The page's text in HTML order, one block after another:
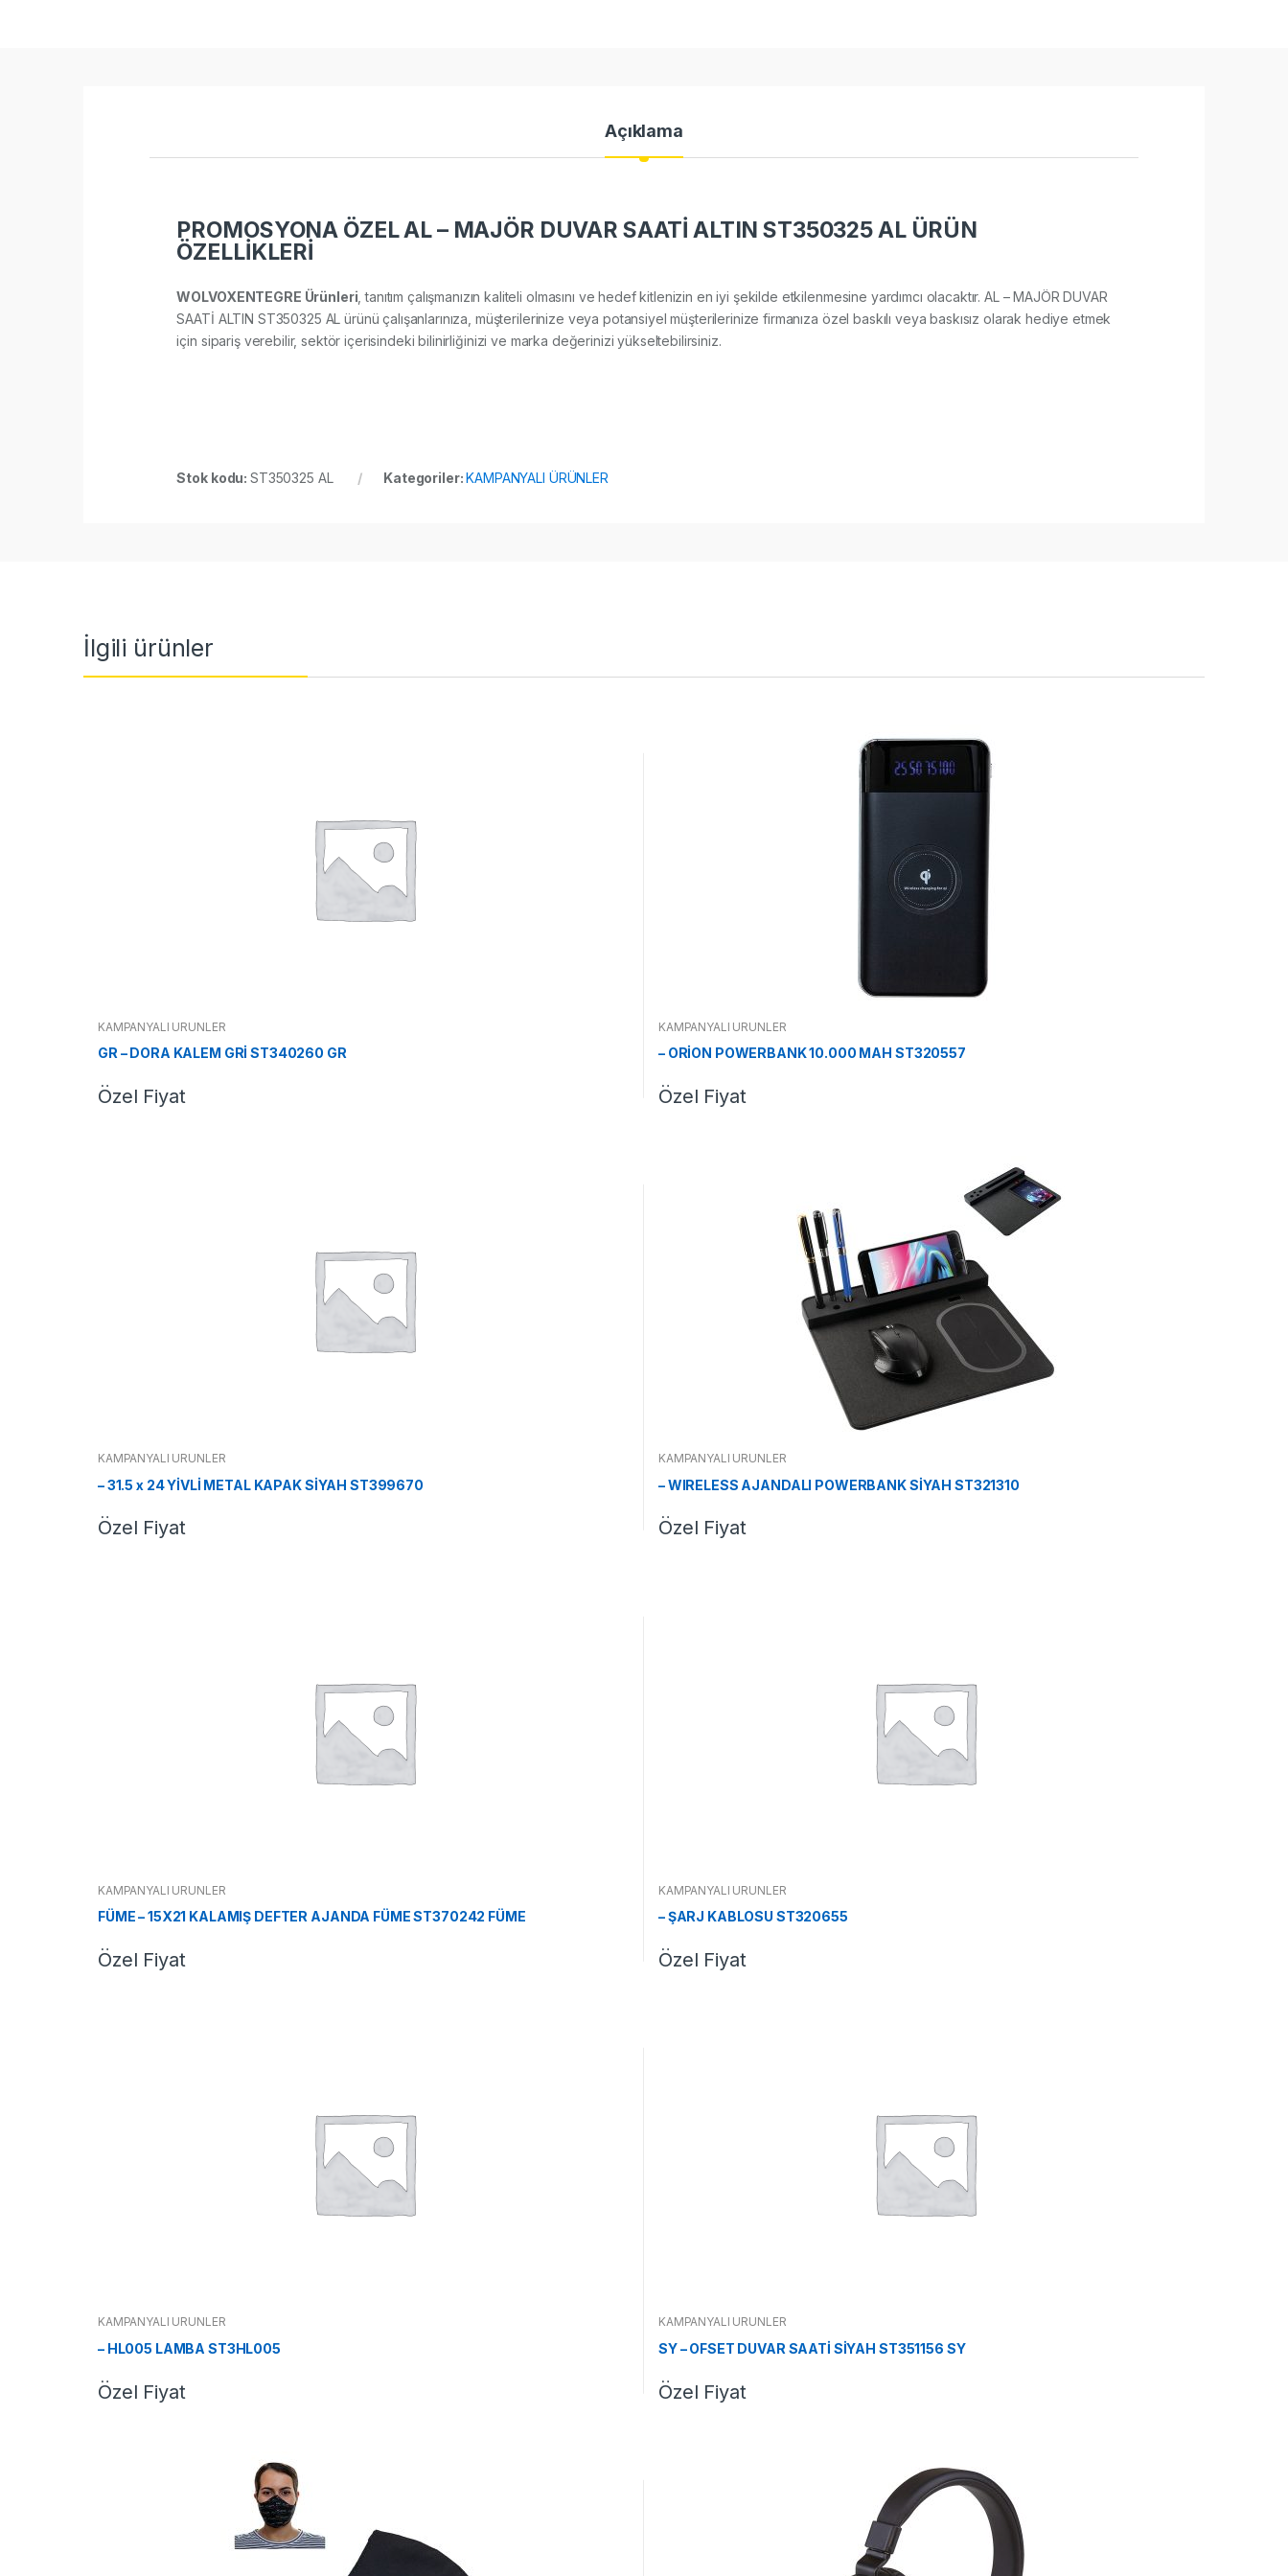
Açıklama
PROMOSYONA ÖZEL AL – MAJÖR DUVAR SAATİ ALTIN ST350325 AL ÜRÜN
ÖZELLİKLERİ
WOLVOXENTEGRE Ürünleri , tanıtım çalışmanızın kaliteli olmasını ve hedef kitlenizin en iyi şekilde etkilenmesine yardımcı olacaktır. AL – MAJÖR DUVAR
SAATİ ALTIN ST350325 AL ürünü çalışanlarınıza, müşterilerinize veya potansiyel müşterilerinize firmanıza özel baskılı veya baskısız olarak hediye etmek
için sipariş verebilir, sektör içerisindeki bilinirliğinizi ve marka değerinizi yükseltebilirsiniz.
Stok kodu: ST350325 AL Kategoriler:KAMPANYALI ÜRÜNLER
İlgili ürünler
KAMPANYALI ÜRÜNLER
GR – DORA KALEM GRİ ST340260 GR
Özel Fiyat
KAMPANYALI ÜRÜNLER
– ORİON POWERBANK 10.000 MAH ST320557
Özel Fiyat
KAMPANYALI ÜRÜNLER
– 31.5 x 24 YİVLİ METAL KAPAK SİYAH ST399670
Özel Fiyat
KAMPANYALI ÜRÜNLER
– WIRELESS AJANDALI POWERBANK SİYAH ST321310
Özel Fiyat
KAMPANYALI ÜRÜNLER
FÜME – 15X21 KALAMIŞ DEFTER AJANDA FÜME ST370242 FÜME
Özel Fiyat
KAMPANYALI ÜRÜNLER
– ŞARJ KABLOSU ST320655
Özel Fiyat
KAMPANYALI ÜRÜNLER
– HL005 LAMBA ST3HL005
Özel Fiyat
KAMPANYALI ÜRÜNLER
SY – OFSET DUVAR SAATİ SİYAH ST351156 SY
Özel Fiyat